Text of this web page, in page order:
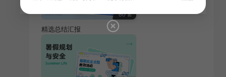
80 套
精选总结汇报